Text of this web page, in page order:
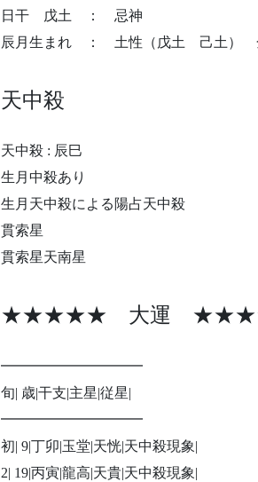
日干 戊土 ： 忌神
辰月生まれ ： 土性（戊土 己土）
天中殺
天中殺 : 辰巳
生月中殺あり
生月天中殺による陽占天中殺
貫索星
貫索星天南星
★★★★★ 大運
━━━━━━━━━━
旬| 歳|干支|主星|従星|
━━━━━━━━━━
初| 9|丁卯|玉堂|天恍|天中殺現象|
2| 19|丙寅|龍高|天貴|天中殺現象|